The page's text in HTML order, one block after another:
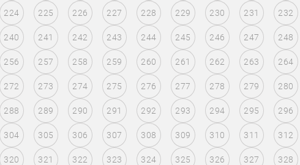
224 225 226 227 228 229 230 231 232
240 241 242 243 244 245 246 247 248
256 257 258 259 260 261 262 263 264
272 273 274 275 276 277 278 279 280
288 289 290 291 292 293 294 295 296
304 305 306 307 308 309 310 311 312
320 321 322 323 324 325 326 327 328